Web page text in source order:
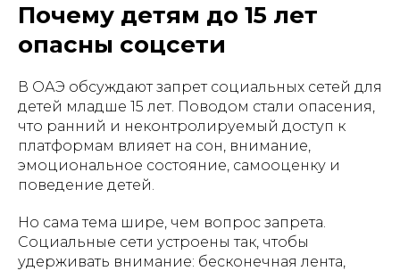
Почему детям до 15 лет
опасны соцсети
В ОАЭ обсуждают запрет социальных сетей для
детей младше 15 лет. Поводом стали опасения,
что ранний и неконтролируемый доступ к
платформам влияет на сон, внимание,
эмоциональное состояние, самооценку и
поведение детей.
Но сама тема шире, чем вопрос запрета.
Социальные сети устроены так, чтобы
удерживать внимание: бесконечная лента,